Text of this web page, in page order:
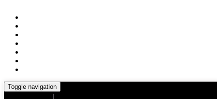
Toggle navigation